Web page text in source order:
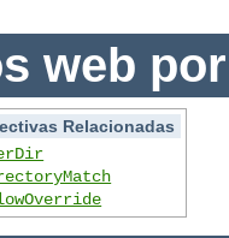
web
Relacionadas